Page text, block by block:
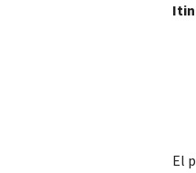
El